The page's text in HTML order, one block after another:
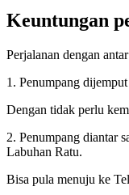
Keuntungan
Perjalanan dengan
1. Penumpang
Dengan tidak perlu
2. Penumpang diantar
Labuhan Ratu.
Bisa pula menuju ke